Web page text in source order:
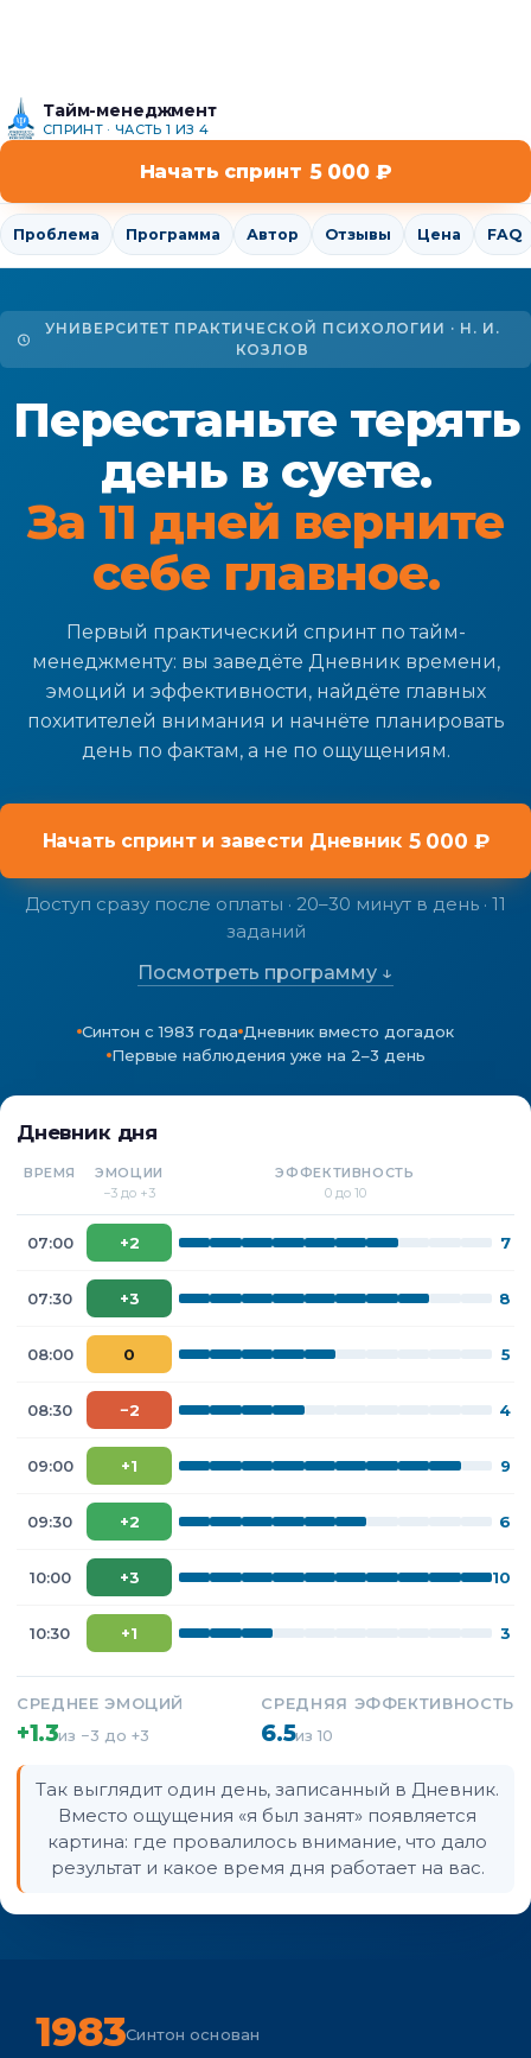
Тайм-менеджмент
СПРИНТ · ЧАСТЬ 1 ИЗ 4
Проблема Программа Автор Отзывы Цена FAQ
Начать спринт 5 000 ₽
УНИВЕРСИТЕТ ПРАКТИЧЕСКОЙ ПСИХОЛОГИИ · Н. И.
КОЗЛОВ
Перестаньте терять
день в суете.
За 11 дней верните
себе главное.
Первый практический спринт по тайм-
менеджменту: вы заведёте Дневник времени,
эмоций и эффективности, найдёте главных
похитителей внимания и начнёте планировать
день по фактам, а не по ощущениям.
Начать спринт и завести Дневник 5 000 ₽
Доступ сразу после оплаты · 20–30 минут в день · 11
заданий
Посмотреть программу ↓
Синтон с 1983 года Дневник вместо догадок
Первые наблюдения уже на 2–3 день
Дневник дня
ВРЕМЯ
ЭМОЦИИ
−3 до +3
ЭФФЕКТИВНОСТЬ
0 до 10
07:00 +2 7
07:30 +3 8
08:00 0 5
08:30 −2 4
09:00 +1 9
09:30 +2 6
10:00 +3 10
10:30 +1 3
СРЕДНЕЕ ЭМОЦИЙ
+1.3из −3 до +3
СРЕДНЯЯ ЭФФЕКТИВНОСТЬ
6.5из 10
Так выглядит один день, записанный в Дневник.
Вместо ощущения «я был занят» появляется
картина: где провалилось внимание, что дало
результат и какое время дня работает на вас.
1983Синтон основан